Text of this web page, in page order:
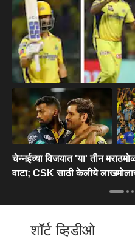
चेन्नईच्या विजयात 'या' तीन
वाटा; CSK साठी केलीये
शॉर्ट व्हिडीओ